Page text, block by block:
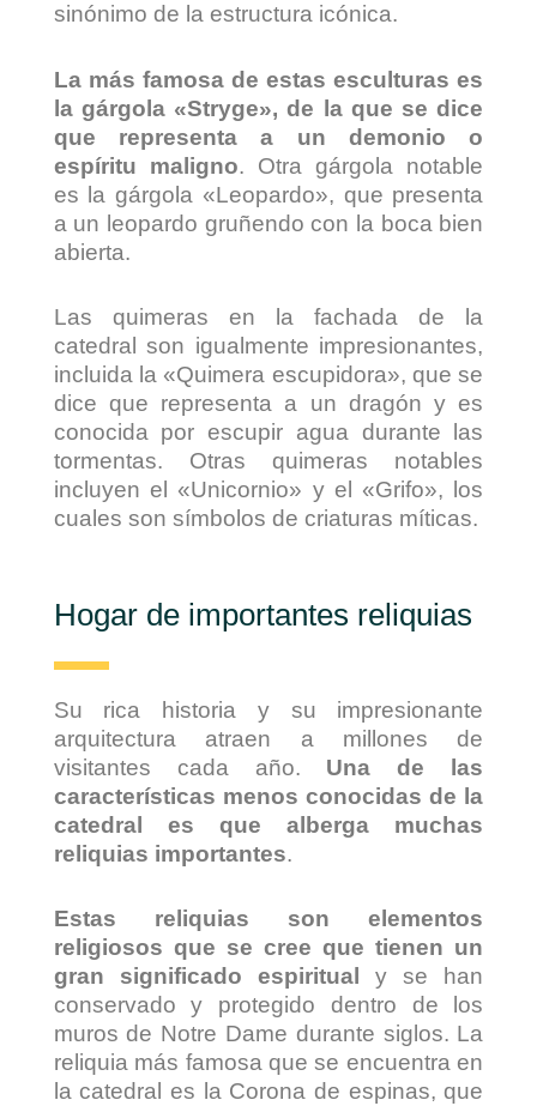
sinónimo de la estructura icónica.
La más famosa de estas esculturas es
la gárgola «Stryge», de la que se dice
que representa a un demonio o
espíritu maligno. Otra gárgola notable
es la gárgola «Leopardo», que presenta
a un leopardo gruñendo con la boca bien
abierta.
Las quimeras en la fachada de la
catedral son igualmente impresionantes,
incluida la «Quimera escupidora», que se
dice que representa a un dragón y es
conocida por escupir agua durante las
tormentas. Otras quimeras notables
incluyen el «Unicornio» y el «Grifo», los
cuales son símbolos de criaturas míticas.
Hogar de importantes reliquias
Su rica historia y su impresionante
arquitectura atraen a millones de
visitantes cada año. Una de las
características menos conocidas de la
catedral es que alberga muchas
reliquias importantes.
Estas reliquias son elementos
religiosos que se cree que tienen un
gran significado espiritual
y se han
conservado y protegido dentro de los
muros de Notre Dame durante siglos. La
reliquia más famosa que se encuentra en
la catedral es la Corona de espinas, que